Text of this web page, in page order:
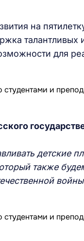
на
талантливых
для
детские
также